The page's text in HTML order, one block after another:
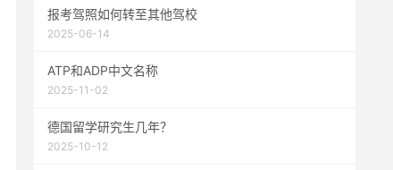
报考驾照如何转至其他驾校
2025-06-14
ATP和ADP中文名称
2025-11-02
德国留学研究生几年？
2025-10-12